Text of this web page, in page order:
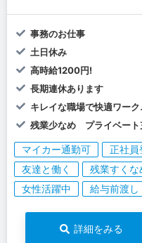
事務のお仕事
土日休み
高時給1200円!
長期連休あります
キレイな職場で快適ワーク
残業少なめ プライベート
マイカー通勤可 正社員
友達と働く
残業すくな
女性活躍中
給与前渡し
詳細をみる